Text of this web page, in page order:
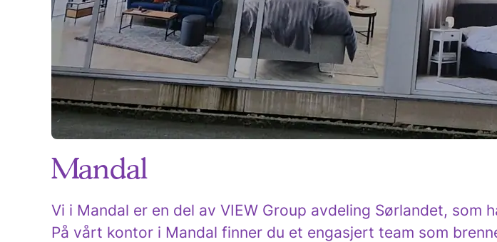
Mandal
Vi i Mandal er en del av VIEW Group avdeling Sørlandet, som
På vårt kontor i Mandal finner du et engasjert team som